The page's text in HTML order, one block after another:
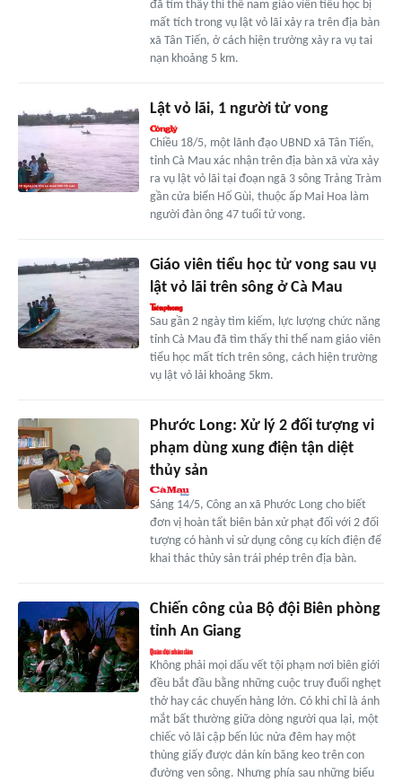
đã tìm thấy thi thể nam giáo viên tiểu học bị
mất tích trong vụ lật vỏ lãi xảy ra trên địa bàn
xã Tân Tiến, ở cách hiện trường xảy ra vụ tai
nạn khoảng 5 km.
Lật vỏ lãi, 1 người tử vong
Chiều 18/5, một lãnh đạo UBND xã Tân Tiến,
tỉnh Cà Mau xác nhận trên địa bàn xã vừa xảy
ra vụ lật vỏ lãi tại đoạn ngã 3 sông Trảng Tràm
gần cửa biển Hố Gùi, thuộc ấp Mai Hoa làm
người đàn ông 47 tuổi tử vong.
Giáo viên tiểu học tử vong sau vụ
lật vỏ lãi trên sông ở Cà Mau
Sau gần 2 ngày tìm kiếm, lực lượng chức năng
tỉnh Cà Mau đã tìm thấy thi thể nam giáo viên
tiểu học mất tích trên sông, cách hiện trường
vụ lật vỏ lải khoảng 5km.
Phước Long: Xử lý 2 đối tượng vi
phạm dùng xung điện tận diệt
thủy sản
Sáng 14/5, Công an xã Phước Long cho biết
đơn vị hoàn tất biên bản xử phạt đối với 2 đối
tượng có hành vi sử dụng công cụ kích điện để
khai thác thủy sản trái phép trên địa bàn.
Chiến công của Bộ đội Biên phòng
tỉnh An Giang
Không phải mọi dấu vết tội phạm nơi biên giới
đều bắt đầu bằng những cuộc truy đuổi nghẹt
thở hay các chuyến hàng lớn. Có khi chỉ là ánh
mắt bất thường giữa dòng người qua lại, một
chiếc vỏ lãi cập bến lúc nửa đêm hay một
thùng giấy được dán kín băng keo trên con
đường ven sông. Nhưng phía sau những biểu